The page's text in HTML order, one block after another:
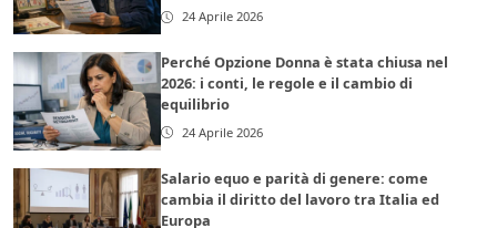
24 Aprile 2026
Perché Opzione Donna è stata chiusa nel
2026: i conti, le regole e il cambio di
equilibrio
24 Aprile 2026
Salario equo e parità di genere: come
cambia il diritto del lavoro tra Italia ed
Europa